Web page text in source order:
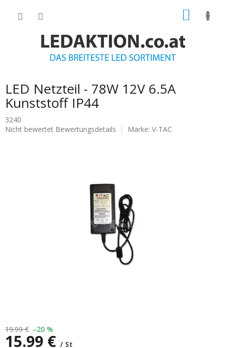
LED Netzteil - 78W 12V 6.5A
Kunststoff IP44
3240
Die
Nicht bewertet Bewertungsdetails Marke: V-TAC
19.99 € –20 %
15.99 € / St